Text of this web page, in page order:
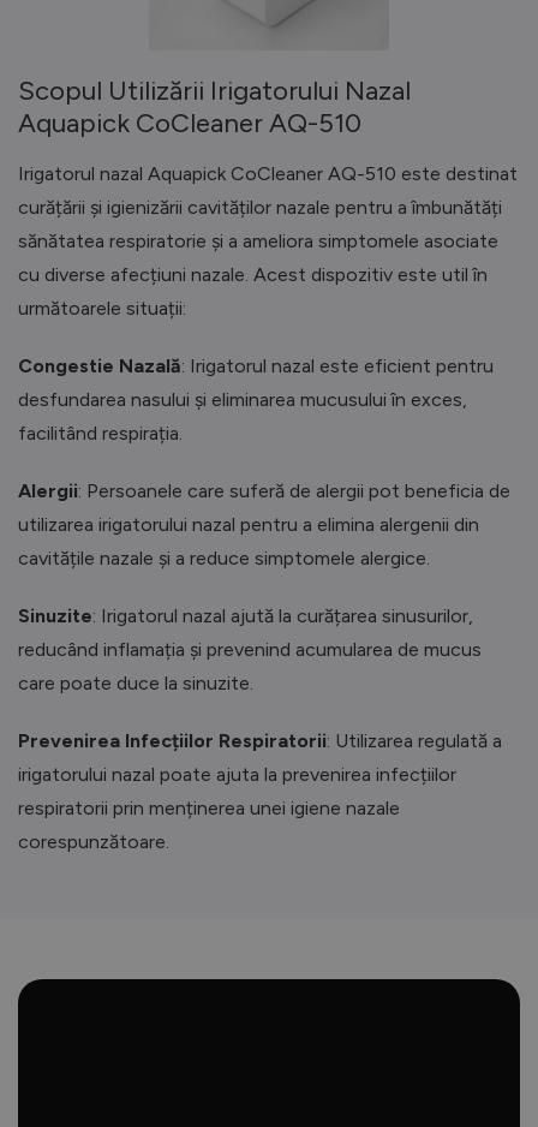
Scopul Utilizării Irigatorului Nazal
Aquapick CoCleaner AQ-510
Irigatorul nazal Aquapick CoCleaner AQ-510 este destinat
curățării și igienizării cavităților nazale pentru a îmbunătăți
sănătatea respiratorie și a ameliora simptomele asociate
cu diverse afecțiuni nazale. Acest dispozitiv este util în
următoarele situații:
Congestie Nazală: Irigatorul nazal este eficient pentru
desfundarea nasului și eliminarea mucusului în exces,
facilitând respirația.
Alergii: Persoanele care suferă de alergii pot beneficia de
utilizarea irigatorului nazal pentru a elimina alergenii din
cavitățile nazale și a reduce simptomele alergice.
Sinuzite: Irigatorul nazal ajută la curățarea sinusurilor,
reducând inflamația și prevenind acumularea de mucus
care poate duce la sinuzite.
Prevenirea Infecțiilor Respiratorii: Utilizarea regulată a
irigatorului nazal poate ajuta la prevenirea infecțiilor
respiratorii prin menținerea unei igiene nazale
corespunzătoare.